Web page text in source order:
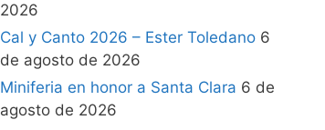
2026
Cal y Canto 2026 – Ester Toledano 6
de agosto de 2026
Miniferia en honor a Santa Clara 6 de
agosto de 2026